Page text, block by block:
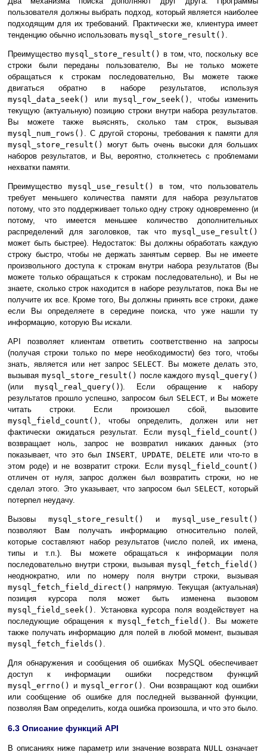
пользователя должны выбрать подход, который является наиболее
подходящим для их требований. Практически же, клиентура имеет
тенденцию обычно использовать mysql_store_result()
Преимущество mysql_store_result() в том, что, поскольку все
строки были переданы пользователю, Вы не только можете
обращаться к строкам последовательно, Вы можете также
двигаться обратно в наборе результатов, используя
mysql_data_seek()
или mysql_row_seek()
, чтобы изменить
текущую (актуальную) позицию строки внутри набора результатов.
Вы можете также выяснять, сколько там строк, вызывая
mysql_num_rows()
. С другой стороны, требования к памяти для
mysql_store_result()
могут быть очень высоки для больших
наборов результатов, и Вы, вероятно, столкнетесь с проблемами
нехватки памяти.
Преимущество mysql_use_result()
в том, что пользователь
требует меньшего количества памяти для набора результатов
потому, что это поддерживает только одну строку одновременно (и
потому, что имеется меньшее количество дополнительных
распределений для заголовков, так что mysql_use_result()
может быть быстрее). Недостаток: Вы должны обработать каждую
строку быстро, чтобы не держать занятым сервер. Вы не имеете
произвольного доступа к строкам внутри набора результатов (Вы
можете только обращаться к строкам последовательно), и Вы не
знаете, сколько строк находится в наборе результатов, пока Вы не
получите их все. Кроме того, Вы должны принять все строки, даже
если Вы определяете в середине поиска, что уже нашли ту
информацию, которую Вы искали.
API позволяет клиентам ответить соответственно на запросы
(получая строки только по мере необходимости) без того, чтобы
знать, является или нет запрос SELECT . Вы можете делать это,
вызывая mysql_store_result() после каждого mysql_query()
(илиmysql_real_query()). Если обращение к набору
результатов прошло успешно, запросом был SELECT, и Вы можете
читать строки. Если произошел сбой, вызовите
mysql_field_count()
, чтобы определить, должен или нет
фактически ожидаться результат. Если mysql_field_count()
возвращает ноль, запрос не возвратил никаких данных (это
показывает, что это был INSERT UPDATE ,DELETE или что-то в
этом роде) и не возвратит строки. Если mysql_field_count()
отличен от нуля, запрос должен был возвратить строки, но не
сделал этого. Это указывает, что запросом был SELECT, который
потерпел неудачу.
Вызовы mysql_store_result() иmysql_use_result()
позволяют Вам получать информацию относительно полей,
которые составляют набор результатов (число полей, их имена,
типы и т.п.). Вы можете обращаться к информации поля
последовательно внутри строки, вызывая mysql_fetch_field()
неоднократно, или по номеру поля внутри строки, вызывая
mysql_fetch_field_direct() напрямую. Текущая (актуальная)
позиция курсора поля может быть изменена вызовом
mysql_field_seek()
. Установка курсора поля воздействует на
последующие обращения кmysql_fetch_field()
. Вы можете
также получать информацию для полей в любой момент, вызывая
mysql_fetch_fields()
Для обнаружения и сообщения об ошибках MySQL обеспечивает
доступ к информации ошибки посредством функций
mysql_errno() иmysql_error()
. Они возвращают код ошибки
или сообщение об ошибке для последней вызванной функции,
позволяя Вам определить, когда ошибка произошла, и что это было.
6.3 Описание функций API
В описаниях ниже параметр или значение возврата NULL
означает